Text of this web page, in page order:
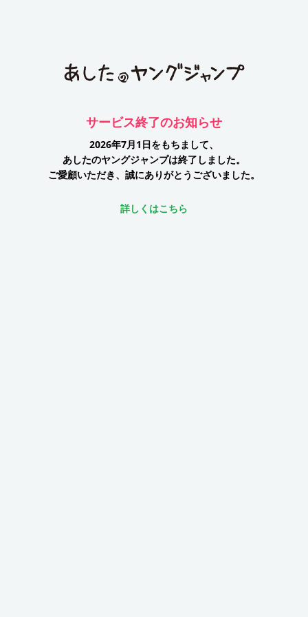
サービス終了のお知らせ
2026年7月1日をもちまして、
あしたのヤングジャンプは終了しました。
ご愛顧いただき、誠にありがとうございました。
詳しくはこちら